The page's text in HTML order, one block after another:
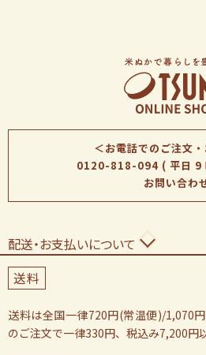
＜お電話でのご注文
0120-818-094( 平日 9
お問い合わ
配送・お支払いについて
送料
送料は全国一律720円(常温便)/1,070
のご注文で一律330円、税込み7,200円